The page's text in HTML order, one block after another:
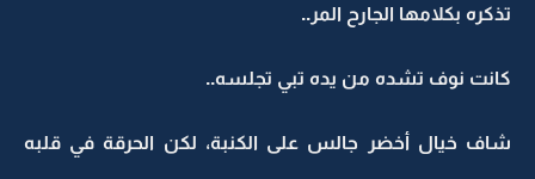
تذكره بكلامها الجارح المر..
كانت نوف تشده من يده تبي تجلسه..
شاف خيال أخضر جالس على الكنبة، لكن الحرقة في قلبه